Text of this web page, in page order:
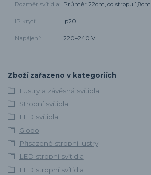
Rozměr svítidla Průměr 22cm, od stropu 1,8cm
IP krytí Ip20
Napájení 220–240 V
Zboží zařazeno v kategoriích
Lustry a závěsná svítidla
Stropní svítidla
LED svítidla
Globo
Přisazené stropní lustry
LED stropní svítidla
LED stropní svítidla